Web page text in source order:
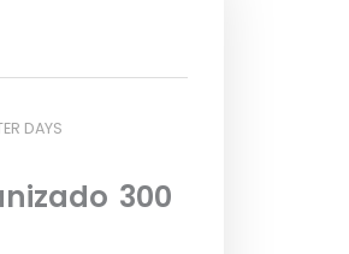
DAYS
300